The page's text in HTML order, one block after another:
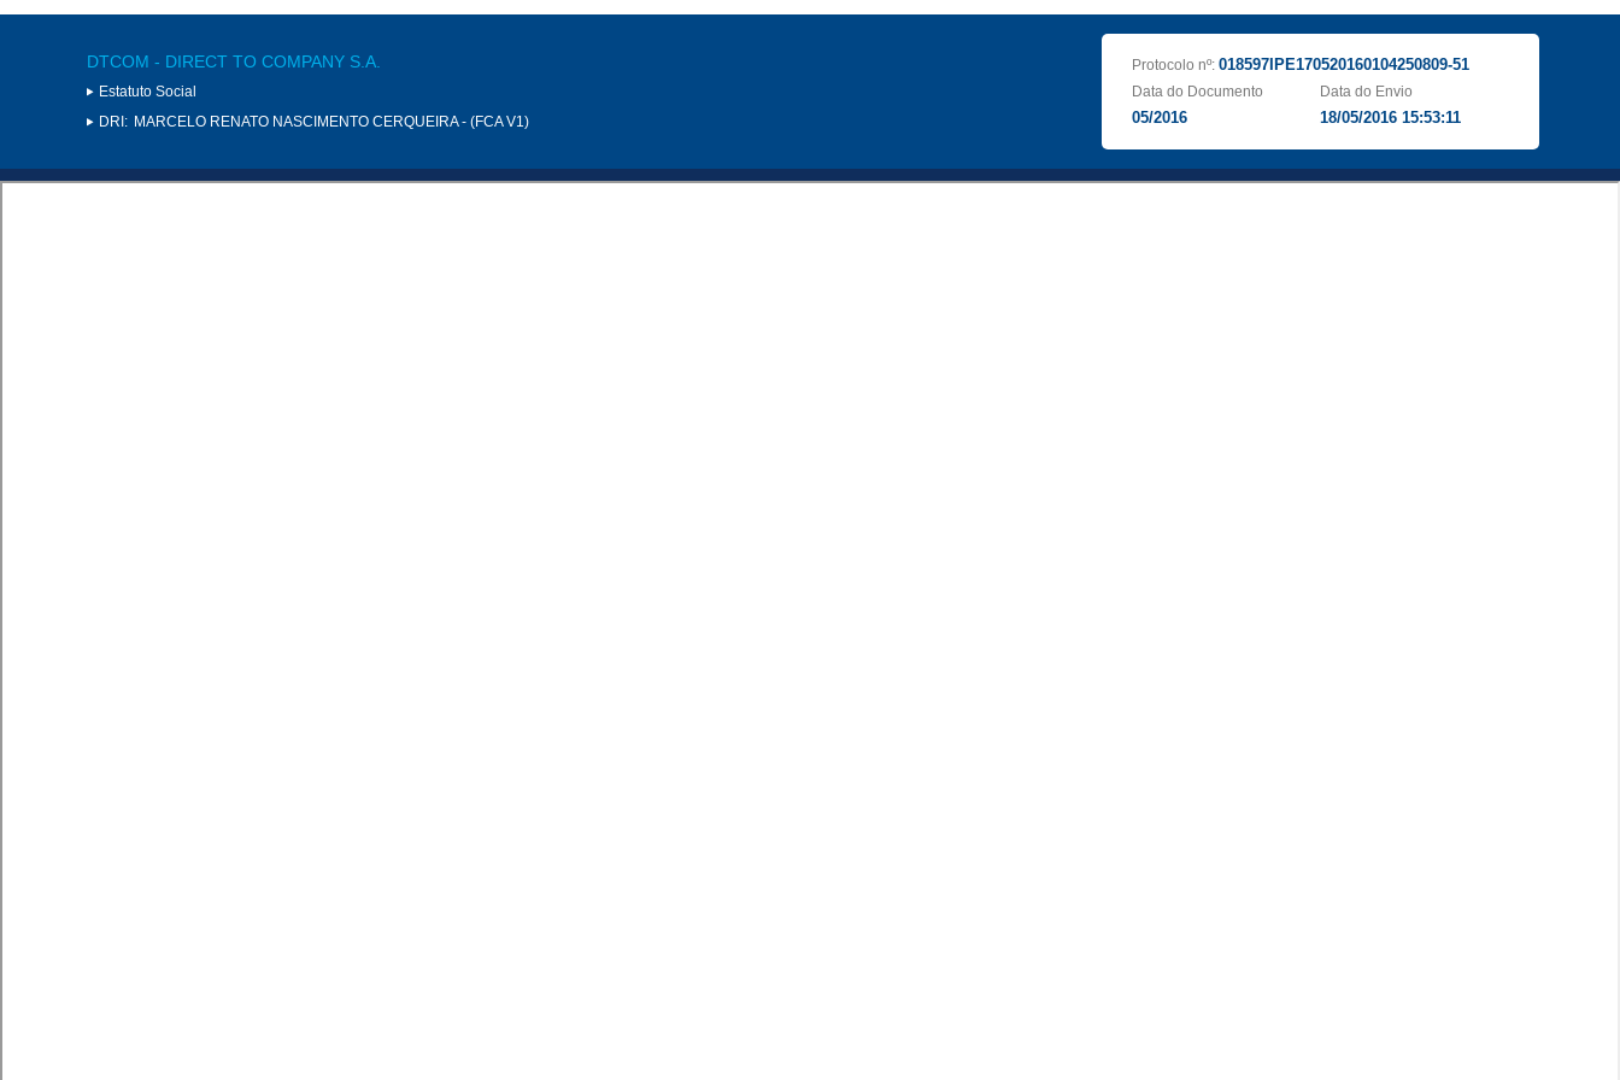
DTCOM - DIRECT TO COMPANY S.A.
Estatuto Social
DRI: MARCELO RENATO NASCIMENTO CERQUEIRA - (FCA V1)
Protocolo nº: 018597IPE170520160104250809-51
Data do Documento
05/2016
Data do Envio
18/05/2016 15:53:11